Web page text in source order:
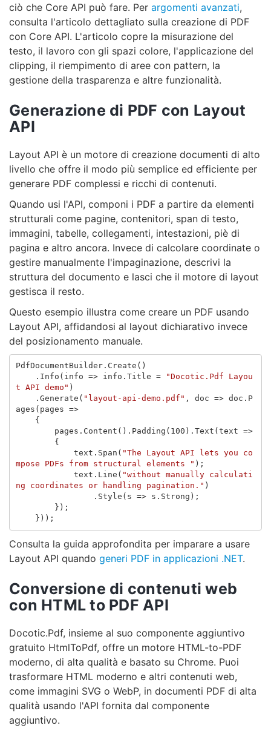
ciò che Core API può fare. Per argomenti avanzati,
consulta l'articolo dettagliato sulla creazione di PDF
con Core API. L'articolo copre la misurazione del
testo, il lavoro con gli spazi colore, l'applicazione del
clipping, il riempimento di aree con pattern, la
gestione della trasparenza e altre funzionalità.
Generazione di PDF con Layout
API
Layout API è un motore di creazione documenti di alto
livello che offre il modo più semplice ed efficiente per
generare PDF complessi e ricchi di contenuti.
Quando usi l'API, componi i PDF a partire da elementi
strutturali come pagine, contenitori, span di testo,
immagini, tabelle, collegamenti, intestazioni, piè di
pagina e altro ancora. Invece di calcolare coordinate o
gestire manualmente l'impaginazione, descrivi la
struttura del documento e lasci che il motore di layout
gestisca il resto.
Questo esempio illustra come creare un PDF usando
Layout API, affidandosi al layout dichiarativo invece
del posizionamento manuale.
PdfDocumentBuilder. Create ()
. Info ( info => info . Title =
"Docotic.Pdf Layou
t API demo" )
. Generate ( "layout-api-demo.pdf" , doc => doc . P
ages ( pages =>
{
pages . Content (). Padding ( 100 ). Text ( text =>
{
text . Span ( "The Layout API lets you co
mpose PDFs from structural elements " );
text . Line ( "without manually calculati
ng coordinates or handling pagination." )
. Style ( s => s . Strong );
});
}));
Consulta la guida approfondita per imparare a usare
Layout API quando generi PDF in applicazioni .NET.
Conversione di contenuti web
con HTML to PDF API
Docotic.Pdf, insieme al suo componente aggiuntivo
gratuito HtmlToPdf, offre un motore HTML-to-PDF
moderno, di alta qualità e basato su Chrome. Puoi
trasformare HTML moderno e altri contenuti web,
come immagini SVG o WebP, in documenti PDF di alta
qualità usando l'API fornita dal componente
aggiuntivo.